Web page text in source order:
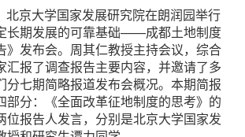
北京大学国家发展研究院在朗润园举行
长期发展的可靠基础——成都土地制度
》发布会。周其仁教授主持会议，综合
汇报了调查报告主要内容，并邀请了多
分七期简略报道发布会概况。本期简报
部分：《全面改革征地制度的思考》的
位报告人发言，分别是北京大学国家发